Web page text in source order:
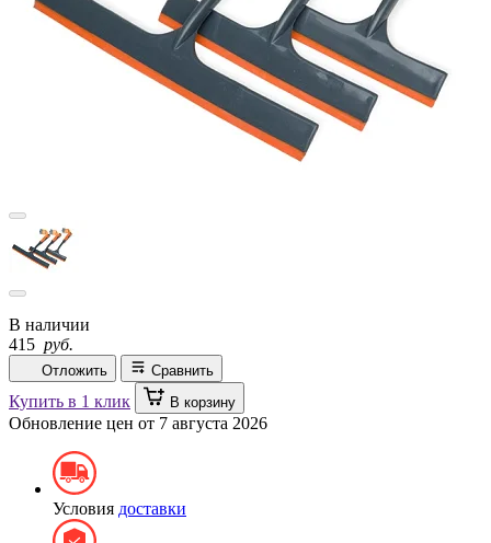
В наличии
415 руб.
Отложить Сравнить
Купить в 1 клик В корзину
Обновление цен от 7 августа 2026
Условия доставки